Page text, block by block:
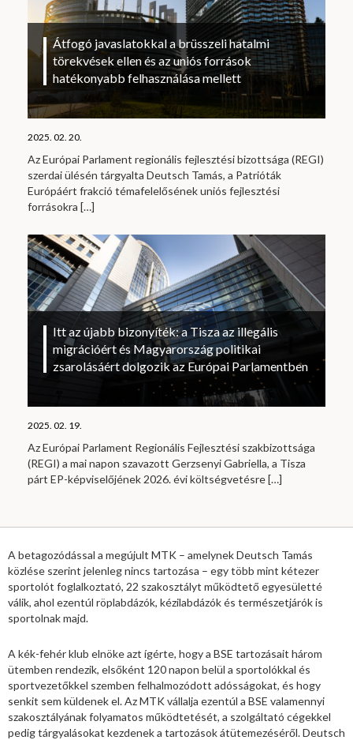
Átfogó javaslatokkal a brüsszeli hatalmi
törekvések ellen és az uniós források
hatékonyabb felhasználása mellett
2025. 02. 20.
Az Európai Parlament regionális fejlesztési bizottsága (REGI)
szerdai ülésén tárgyalta Deutsch Tamás, a Patrióták
Európáért frakció témafelelősének uniós fejlesztési
forrásokra […]
Itt az újabb bizonyíték: a Tisza az illegális
migrációért és Magyarország politikai
zsarolásáért dolgozik az Európai Parlamentben
2025. 02. 19.
Az Európai Parlament Regionális Fejlesztési szakbizottsága
(REGI) a mai napon szavazott Gerzsenyi Gabriella, a Tisza
párt EP-képviselőjének 2026. évi költségvetésre[…]
A betagozódással a megújult MTK – amelynek Deutsch Tamás
közlése szerint jelenleg nincs tartozása – egy több mint kétezer
sportolót foglalkoztató, 22 szakosztályt működtető egyesületté
válik, ahol ezentúl röplabdázók, kézilabdázók és természetjárók is
sportolnak majd.
A kék-fehér klub elnöke azt ígérte, hogy a BSE tartozásait három
ütemben rendezik, elsőként 120 napon belül a sportolókkal és
sportvezetőkkel szemben felhalmozódott adósságokat, és hogy
senkit sem küldenek el. Az MTK vállalja ezentúl a BSE valamennyi
szakosztályának folyamatos működtetését, a szolgáltató cégekkel
pedig tárgyalásokat kezdenek a tartozások átütemezéséről. Deutsch